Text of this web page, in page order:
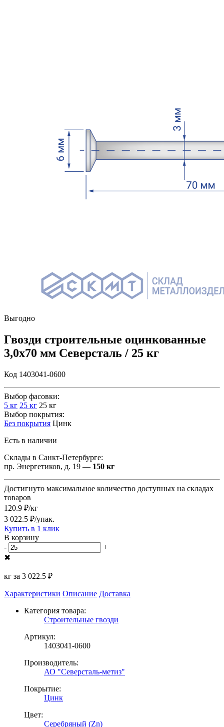
Выгодно
Гвозди строительные оцинкованные
3,0х70 мм Северсталь / 25 кг
Код 1403041-0600
Выбор фасовки:
5 кг 25 кг 25 кг
Выбор покрытия:
Без покрытия Цинк
Есть в наличии
Склады в Санкт-Петербурге:
пр. Энергетиков, д. 19 — 150 кг
Достигнуто максимальное количество доступных на складах
товаров
120.9 ₽/кг
3 022.5 ₽/упак.
Купить в 1 клик
В корзину
-
+
✖
кг за 3 022.5 ₽
Характеристики Описание Доставка
Категория товара:
Строительные гвозди
Артикул:
1403041-0600
Производитель:
АО "Северсталь-метиз"
Покрытие:
Цинк
Цвет:
Серебряный (Zn)